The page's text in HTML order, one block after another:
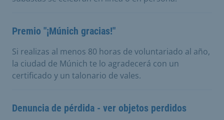
Premio "¡Múnich gracias!"
Si realizas al menos 80 horas de voluntariado al año,
la ciudad de Múnich te lo agradecerá con un
certificado y un talonario de vales.
Denuncia de pérdida - ver objetos perdidos